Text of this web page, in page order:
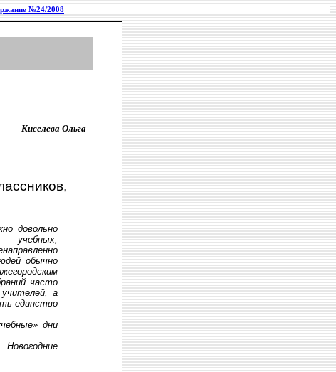
№24/2008
Киселева Ольга
довольно
учебных,
обычно
часто
учителей, а
единство
дни